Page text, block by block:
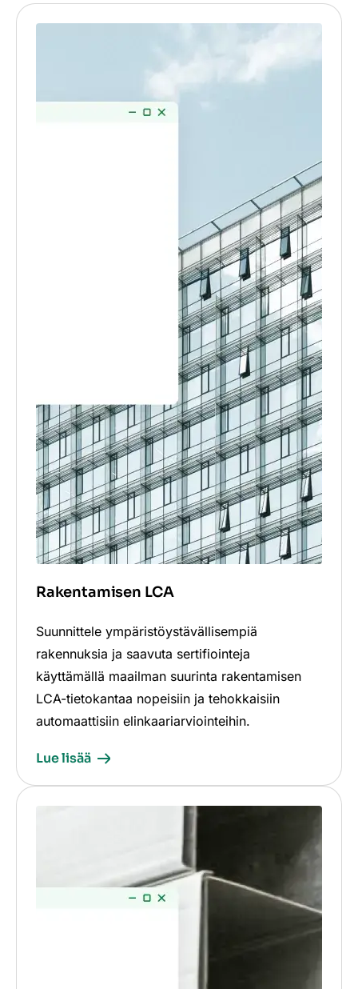
Rakentamisen LCA
Suunnittele ympäristöystävällisempiä
rakennuksia ja saavuta sertifiointeja
käyttämällä maailman suurinta rakentamisen
LCA-tietokantaa nopeisiin ja tehokkaisiin
automaattisiin elinkaariarviointeihin.
Lue lisää